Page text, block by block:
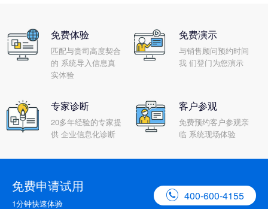
免费体验
匹配与贵司高度契合
的 系统导入信息真
实体验
免费演示
与销售顾问预约时间
我 们登门为您演示
专家诊断
20多年经验的专家提
供 企业信息化诊断
客户参观
免费预约客户参观亲
临 系统现场体验
免费申请试用
1分钟快速体验
 400-600-4155